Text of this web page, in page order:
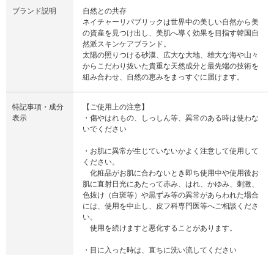
ブランド説明
自然との共存
ネイチャーリパブリックは世界中の美しい自然から美
の資産を見つけ出し、美肌へ導く効果を目指す韓国自
然派スキンケアブランド。
太陽の照りつける砂漠、広大な大地、雄大な海や山々
からこだわり抜いた貴重な天然成分と最先端の技術を
組み合わせ、自然の恵みをまっすぐに届けます。
特記事項・成分
表示
【ご使用上の注意】
・傷やはれもの、しっしん等、異常のある時は使わな
いでください
・お肌に異常が生じていないかよく注意して使用して
ください。
化粧品がお肌に合わないとき即ち使用中や使用後お
肌に直射日光にあたって赤み、はれ、かゆみ、刺激、
色抜け（白斑等）や黒ずみ等の異常があらわれた場合
には、使用を中止し、皮フ科専門医等へご相談くださ
い。
使用を続けますと悪化することがあります。
・目に入った時は、直ちに洗い流してください